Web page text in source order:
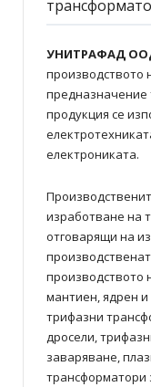
УНИТРАФАД
производството
продукция се
електрониката.
изработване на
отговарящи на
производството
мантиен, ядрен
трифазни
дросели,
заваряване,
трансформатори